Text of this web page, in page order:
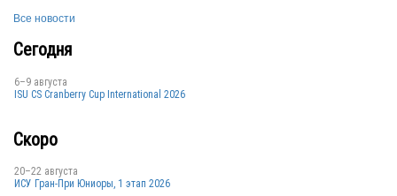
NED
Все новости
Сегодня
6–9 августа
ISU CS Cranberry Cup International 2026
Скоро
20–22 августа
ИСУ Гран-При Юниоры, 1 этап 2026